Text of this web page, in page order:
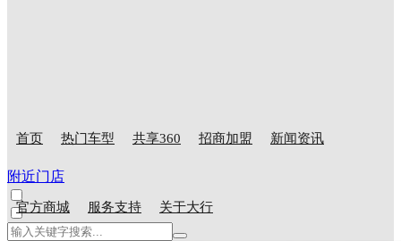
首页 热门车型 共享360 招商加盟 新闻资讯
官方商城 服务支持 关于大行
附近门店